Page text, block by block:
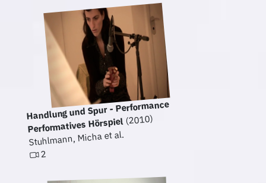
Handlung und Spur - Performance
Performatives Hörspiel(2010)
Stuhlmann, Micha et al.
2